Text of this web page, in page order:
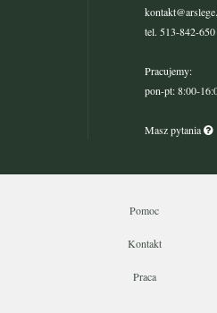
tel. 513-842-650
Pracujemy:
pon-pt: 8:00-
Masz pytania
Pomoc
Kontakt
Praca